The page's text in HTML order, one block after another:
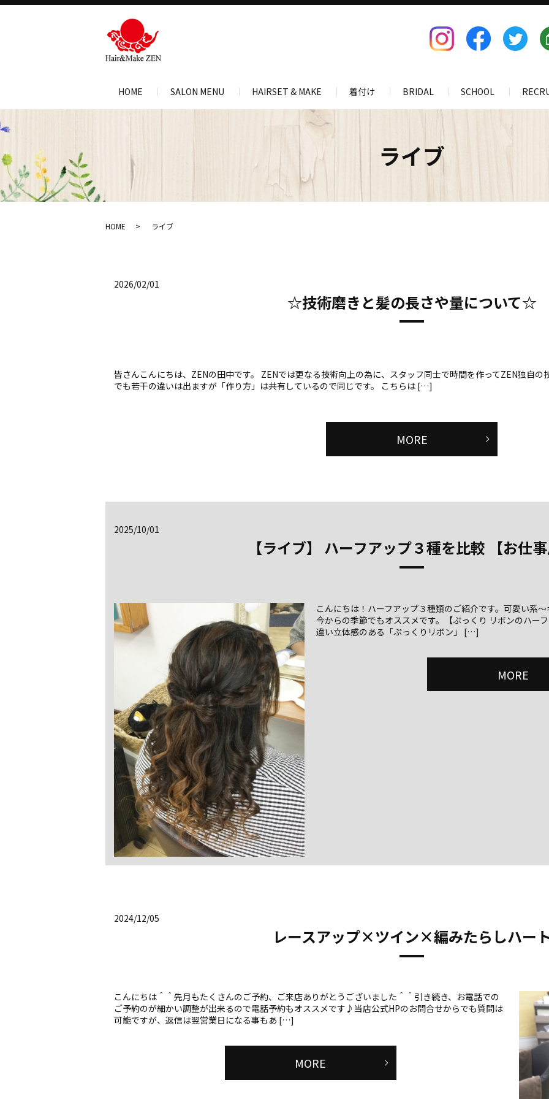
HOME SALON MENU HAIRSET & MAKE 着付け BRIDAL SCHOOL
ライブ
HOME ライブ
2026/02/01
☆技術磨きと髪の長さや量について☆
皆さんこんにちは、ZENの田中です。 ZENでは更なる技術向上の為に、スタッフ同士で時間を作ってZEN独自
でも若干の違いは出ますが「作り方」は共有しているので同じです。 こちらは […]
MORE
2025/10/01
【ライブ】 ハーフアップ３種を比較 【お仕
こんにちは！ハーフアップ３種類のご紹介です。可愛い系
今からの季節でもオススメです。【ぷっくり リボンのハー
違い立体感のある「ぷっくりリボン」 […]
MORE
2024/12/05
レースアップ×ツイン×編みたらしハー
こんにちは＾＾先月もたくさんのご予約、ご来店ありがとうございました＾＾引き続き、お電話での
ご予約のが細かい調整が出来るので電話予約もオススメです♪当店公式HPのお問合せからでも質問は
可能ですが、返信は翌営業日になる事もあ […]
MORE